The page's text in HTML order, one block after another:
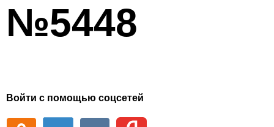
№5448
Войти с помощью соцсетей